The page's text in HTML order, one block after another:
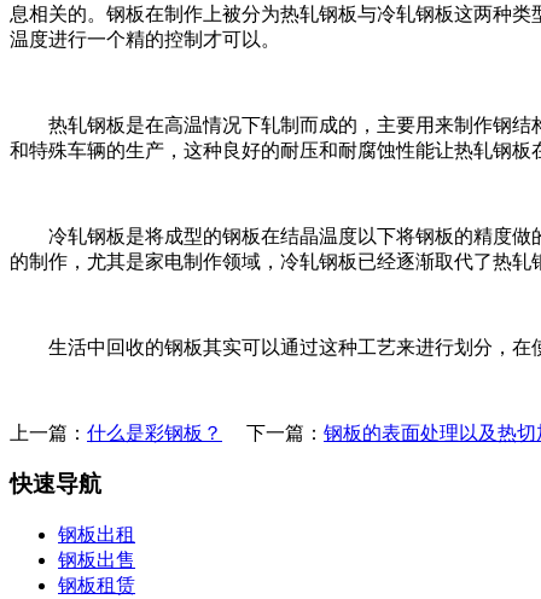
息相关的。钢板在制作上被分为热轧钢板与冷轧钢板这两种
温度进行一个精的控制才可以。
热轧钢板是在高温情况下轧制而成的，主要用来制作钢结
和特殊车辆的生产，这种良好的耐压和耐腐蚀性能让热轧钢板
冷轧钢板是将成型的钢板在结晶温度以下将钢板的精度做
的制作，尤其是家电制作领域，冷轧钢板已经逐渐取代了热轧
生活中回收的钢板其实可以通过这种工艺来进行划分，在
上一篇： 什么是彩钢板？ 下一篇： 钢板的表面处理以及热切
快速导航
钢板出租
钢板出售
钢板租赁